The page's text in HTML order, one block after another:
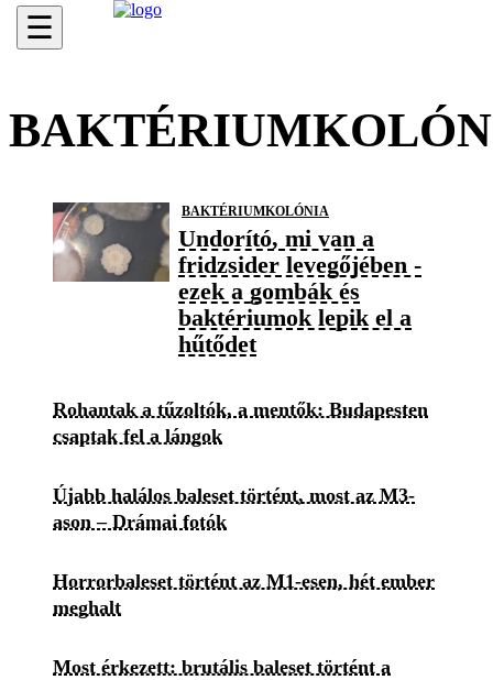
☰
BAKTÉRIUMKOLÓNIA
Undorító, mi van a
fridzsider levegőjében -
ezek a gombák és
baktériumok lepik el a
hűtődet
Rohantak a tűzoltók, a mentők: Budapesten
csaptak fel a lángok
Újabb halálos baleset történt, most az M3-
ason – Drámai fotók
Horrorbaleset történt az M1-esen, hét ember
meghalt
Most érkezett: brutális baleset történt a